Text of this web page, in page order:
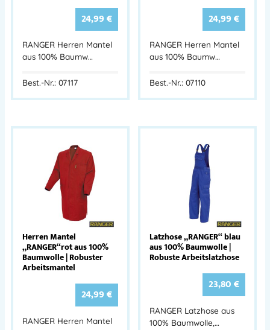
24,99€
RANGER Herren Mantel
aus 100% Baumw…
Best.-Nr.: 07117
24,99€
RANGER Herren Mantel
aus 100% Baumw…
Best.-Nr.: 07110
Herren Mantel
„RANGER“rot aus 100%
Baumwolle | Robuster
Arbeitsmantel
24,99€
RANGER Herren Mantel
Latzhose „RANGER“ blau
aus 100% Baumwolle |
Robuste Arbeitslatzhose
23,80€
RANGER Latzhose aus
100% Baumwolle,…